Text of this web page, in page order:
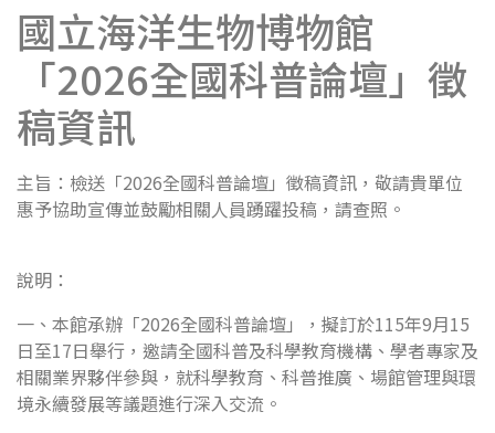
國立海洋生物博物館
「2026全國科普論壇」徵
稿資訊
主旨：檢送「2026全國科普論壇」徵稿資訊，敬請貴單位
惠予協助宣傳並鼓勵相關人員踴躍投稿，請查照。
說明：
一、本館承辦「2026全國科普論壇」，擬訂於115年9月15
日至17日舉行，邀請全國科普及科學教育機構、學者專家及
相關業界夥伴參與，就科學教育、科普推廣、場館管理與環
境永續發展等議題進行深入交流。